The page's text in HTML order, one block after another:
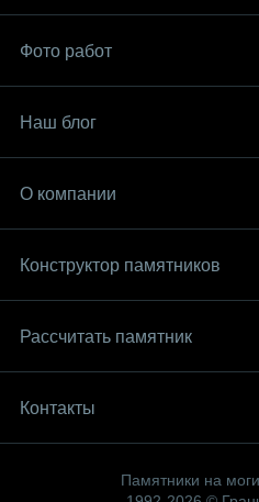
Фото работ
Наш блог
О компании
Конструктор памятников
Рассчитать памятник
Контакты
Памятники на